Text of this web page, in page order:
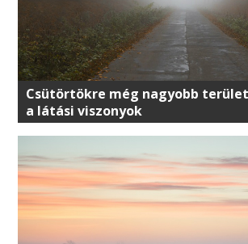
Csütörtökre még nagyobb
a látási viszonyok